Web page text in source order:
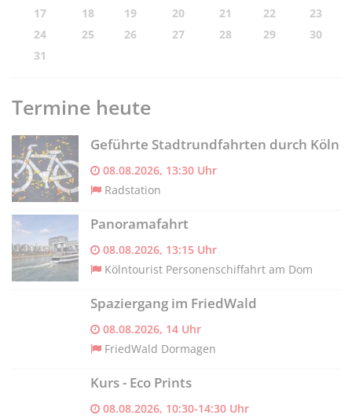
17
18 19 20 21 22
23
24
25 26 27 28 29
30
31
Termine heute
Geführte Stadtrundfahrten durch Köln
08.08.2026, 13:30 Uhr
Radstation
Panoramafahrt
08.08.2026, 13:15 Uhr
Kölntourist Personenschiffahrt am Dom
Spaziergang im FriedWald
08.08.2026, 14 Uhr
FriedWald Dormagen
Kurs - Eco Prints
08.08.2026, 10:30-14:30 Uhr